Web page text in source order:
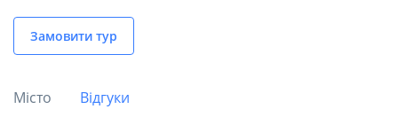
Замовити тур
Місто Відгуки